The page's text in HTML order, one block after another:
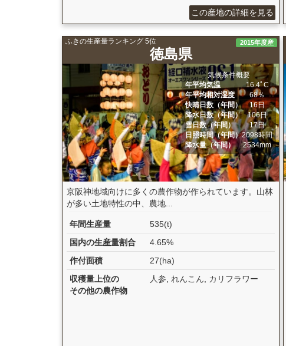
この産地の詳細を見る
ふきの生産量ランキング 5位
徳島県
2015年度産
気候条件概要
年平均気温
16.4ﾟC
年平均相対湿度
68％
快晴日数（年間）
16日
降水日数（年間）
106日
雪日数（年間）
17日
日照時間（年間）2098時間
降水量（年間）
2534mm
京阪神地域向けに多くの農作物が作られています。山林
が多い土地特性の中、農地...
年間生産量
535(t)
国内の生産量割合
4.65%
作付面積
27(ha)
収穫量上位の
その他の農作物
人参, れんこん, カリフラワー